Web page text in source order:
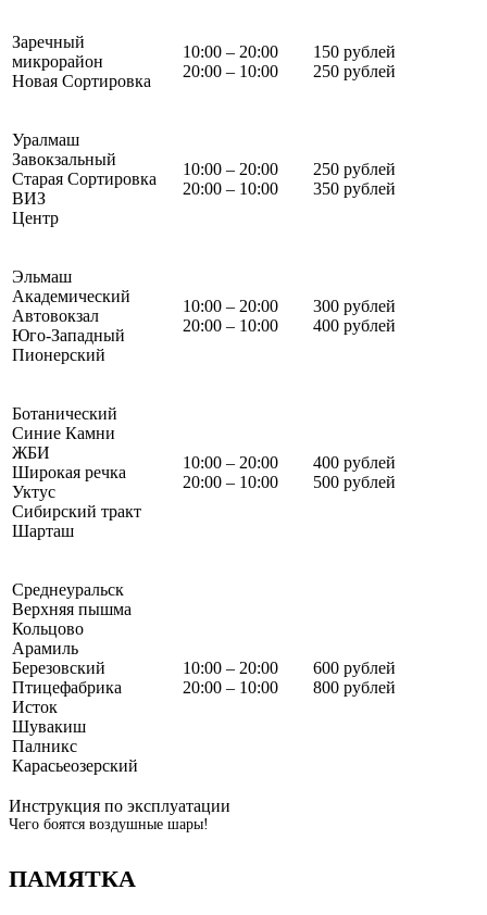
Заречный
микрорайон
Новая Сортировка
10:00 – 20:00
20:00 – 10:00
150 рублей
250 рублей
Уралмаш
Завокзальный
Старая Сортировка
ВИЗ
Центр
10:00 – 20:00
20:00 – 10:00
250 рублей
350 рублей
Эльмаш
Академический
Автовокзал
Юго-Западный
Пионерский
10:00 – 20:00
20:00 – 10:00
300 рублей
400 рублей
Ботанический
Синие Камни
ЖБИ
Широкая речка
Уктус
Сибирский тракт
Шарташ
10:00 – 20:00
20:00 – 10:00
400 рублей
500 рублей
Среднеуральск
Верхняя пышма
Кольцово
Арамиль
Березовский
Птицефабрика
Исток
Шувакиш
Палникс
Карасьеозерский
10:00 – 20:00
20:00 – 10:00
600 рублей
800 рублей
Инструкция по эксплуатации
Чего боятся воздушные шары!
ПАМЯТКА